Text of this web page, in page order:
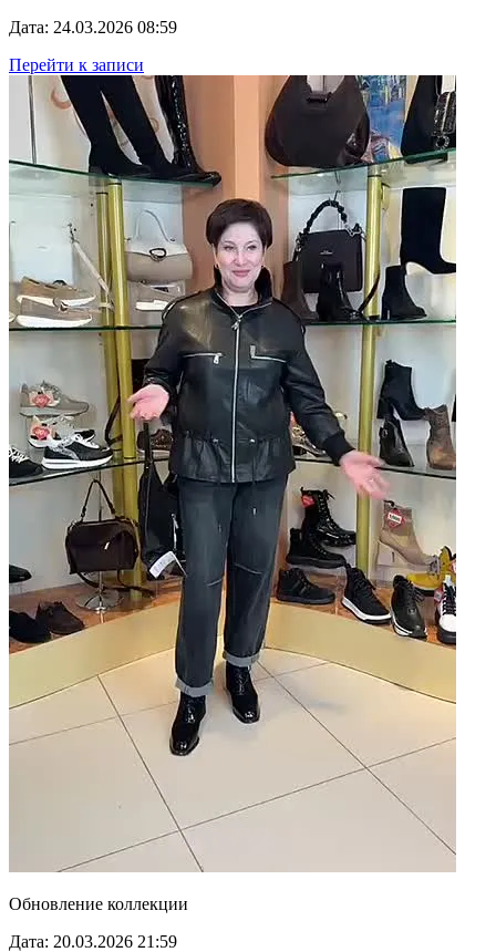
Дата: 24.03.2026 08:59
Перейти к записи
Обновление коллекции
Дата: 20.03.2026 21:59